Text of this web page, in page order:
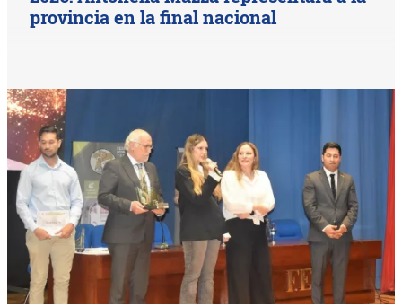
provincia en la final nacional